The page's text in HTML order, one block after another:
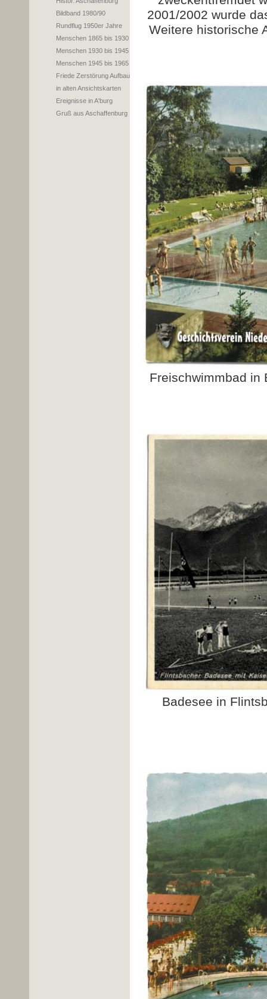
Bildband 1980/90
Rundflug 1950er Jahre
Menschen 1865 bis 1930
Menschen 1930 bis 1945
Menschen 1945 bis 1965
Friede Zerstörung Aufbau
in alten Ansichtskarten
Ereignisse in A'burg
Gruß aus Aschaffenburg
2001/2002 wurde
Weitere historische
Freischwimmbad in
Badesee in